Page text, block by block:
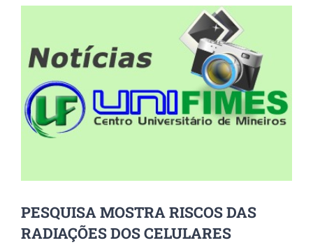
PESQUISA MOSTRA RISCOS DAS
RADIAÇÕES DOS CELULARES